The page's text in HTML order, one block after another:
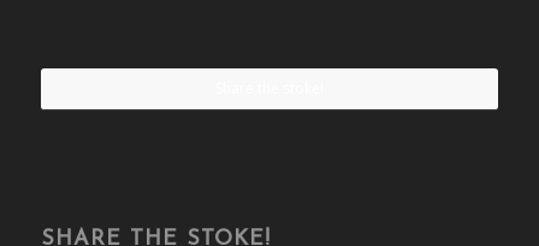
SHARE THE STOKE!